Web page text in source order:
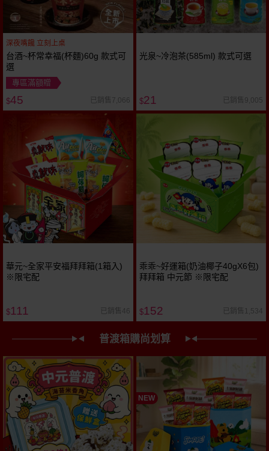
深夜嘴饞 立刻上桌
台酒~杯常幸福(杯麵)60g 款式可
選
專區滿額贈
$45 已銷售7,066
光泉~冷泡茶(585ml) 款式可選
$21 已銷售9,005
華元~全家平安福拜拜箱(1箱入)
※限宅配
$111 已銷售46
乖乖~好運箱(奶油椰子40gX6包)
拜拜箱 中元節 ※限宅配
$152 已銷售1,534
普渡箱購尚划算
NEW